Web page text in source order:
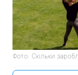
Фото: Скільки